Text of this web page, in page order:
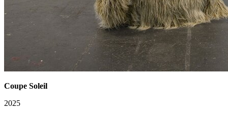
Coupe Soleil
2025